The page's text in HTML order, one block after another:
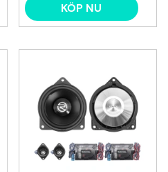
KÖP NU